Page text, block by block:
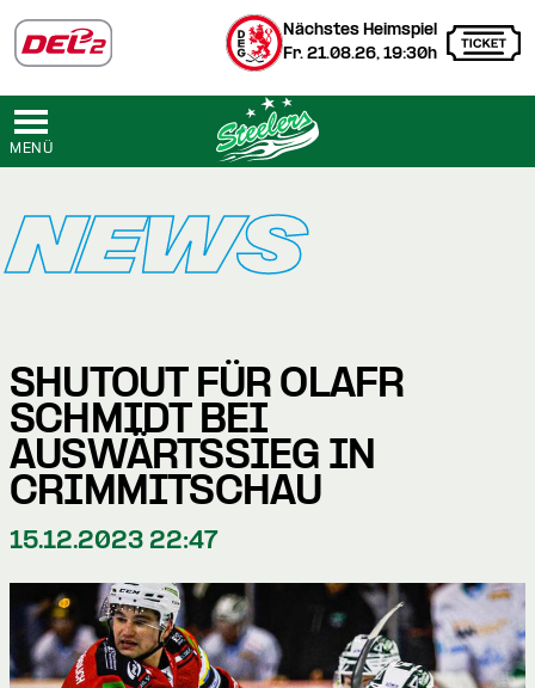
Nächstes Heimspiel
Fr. 21.08.26, 19:30h
MENÜ
NEWS
SHUTOUT FÜR OLAFR
SCHMIDT BEI
AUSWÄRTSSIEG IN
CRIMMITSCHAU
15.12.2023 22:47